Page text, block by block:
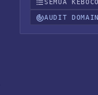
SEMUA
AUDIT